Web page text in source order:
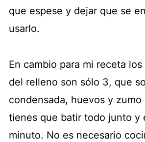
que espese y dejar que se
usarlo.
En cambio para mi receta
del relleno son sólo 3, que
condensada, huevos y
tienes que batir todo junto y
minuto. No es necesario